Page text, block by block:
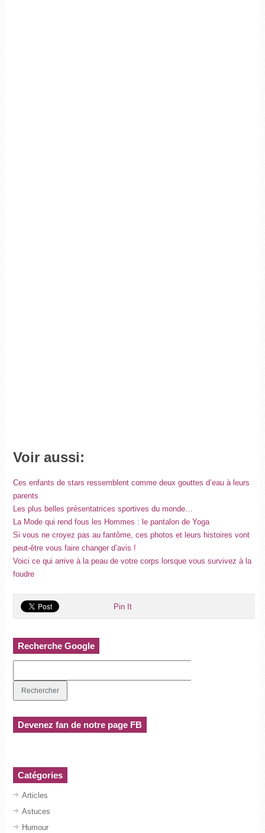
Voir aussi:
Ces enfants de stars ressemblent comme deux gouttes d’eau à leurs
parents
Les plus belles présentatrices sportives du monde…
La Mode qui rend fous les Hommes : le pantalon de Yoga
Si vous ne croyez pas au fantôme, ces photos et leurs histoires vont
peut-être vous faire changer d’avis !
Voici ce qui arrive à la peau de votre corps lorsque vous survivez à la
foudre
Pin It
Recherche Google
Devenez fan de notre page FB
Catégories
Articles
Astuces
Humour